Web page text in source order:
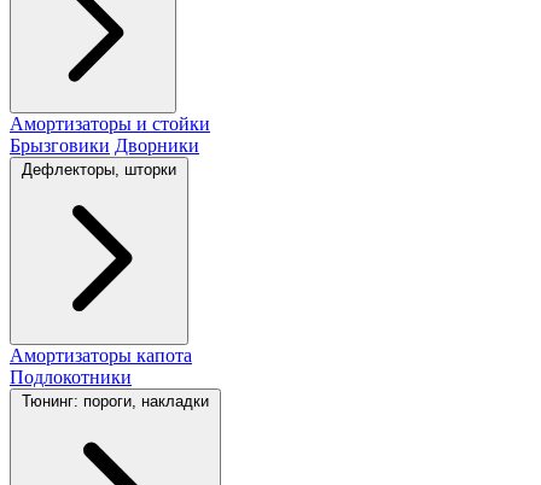
Амортизаторы и стойки
Брызговики Дворники
Дефлекторы, шторки
Амортизаторы капота
Подлокотники
Тюнинг: пороги, накладки